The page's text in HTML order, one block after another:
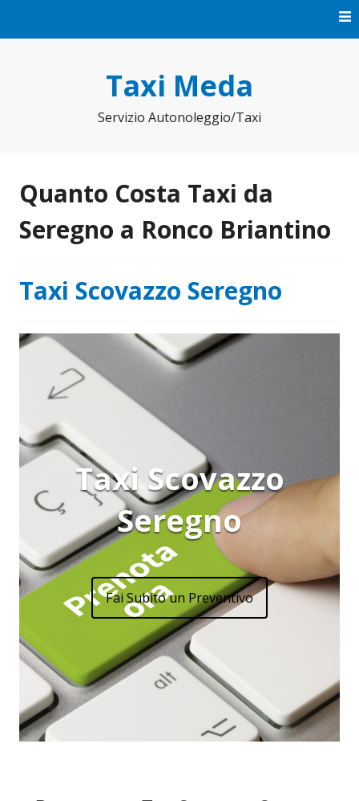
Taxi Meda
Servizio Autonoleggio/Taxi
Quanto Costa Taxi da
Seregno a Ronco Briantino
Taxi Scovazzo Seregno
Taxi Scovazzo
Seregno
Fai Subito un Preventivo